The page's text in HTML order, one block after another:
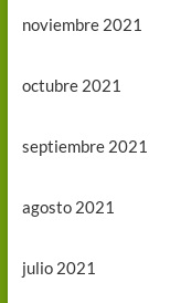
noviembre 2021
octubre 2021
septiembre 2021
agosto 2021
julio 2021